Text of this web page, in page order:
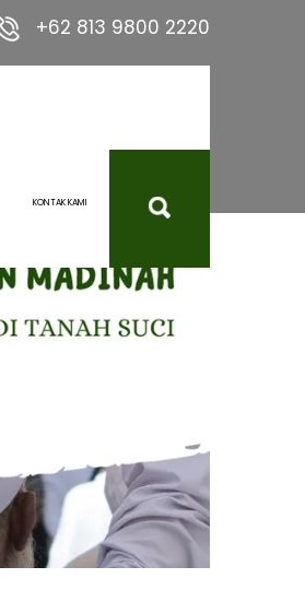
+62 813 9800 2220
KONTAK KAMI